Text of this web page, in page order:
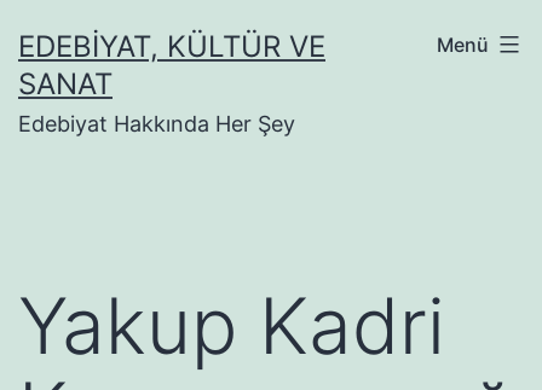
geçEDEBIYAT, KÜLTÜR VE
SANAT
Edebiyat Hakkında Her Şey
Menü
Yakup Kadri